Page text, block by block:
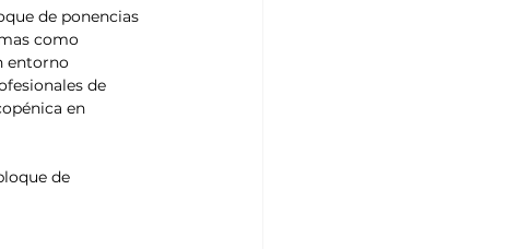
de ponencias
como
entorno
de
en
de